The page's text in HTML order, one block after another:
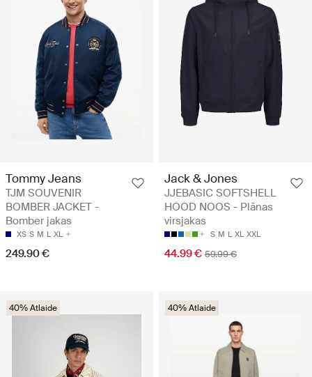
Tommy Jeans
TJM SOUVENIR
BOMBER JACKET -
Bomber jakas
XS S M L XL
249.90 €
Jack & Jones
JJEBASIC SOFTSHELL
HOOD NOOS - Plānas
virsjakas
S M L XL XXL
44.99 € 59.99 €
40% Atlaide 40% Atlaide